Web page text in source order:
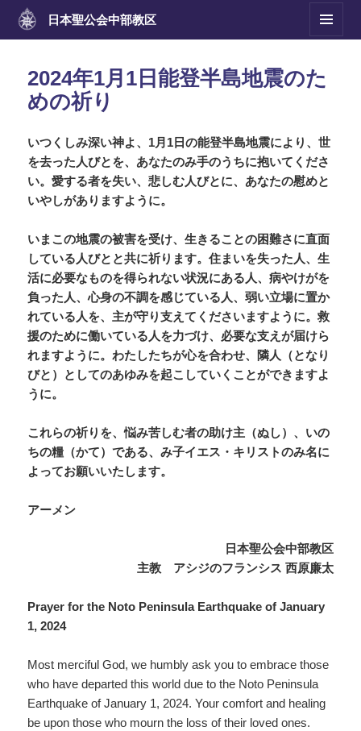
日本聖公会中部教区
メニュ
ィジェ
ット
2024年1月1日能登半島地震のた
めの祈り
いつくしみ深い神よ、1月1日の能登半島地震により、世
を去った人びとを、あなたのみ手のうちに抱いてくださ
い。愛する者を失い、悲しむ人びとに、あなたの慰めと
いやしがありますように。
いまこの地震の被害を受け、生きることの困難さに直面
している人びとと共に祈ります。住まいを失った人、生
活に必要なものを得られない状況にある人、病やけがを
負った人、心身の不調を感じている人、弱い立場に置か
れている人を、主が守り支えてくださいますように。救
援のために働いている人を力づけ、必要な支えが届けら
れますように。わたしたちが心を合わせ、隣人（となり
びと）としてのあゆみを起こしていくことができますよ
うに。
これらの祈りを、悩み苦しむ者の助け主（ぬし）、いの
ちの糧（かて）である、み子イエス・キリストのみ名に
よってお願いいたします。
アーメン
日本聖公会中部教区
主教 アシジのフランシス 西原廉太
Prayer for the Noto Peninsula Earthquake of January
1, 2024
Most merciful God, we humbly ask you to embrace those
who have departed this world due to the Noto Peninsula
Earthquake of January 1, 2024. Your comfort and healing
be upon those who mourn the loss of their loved ones.